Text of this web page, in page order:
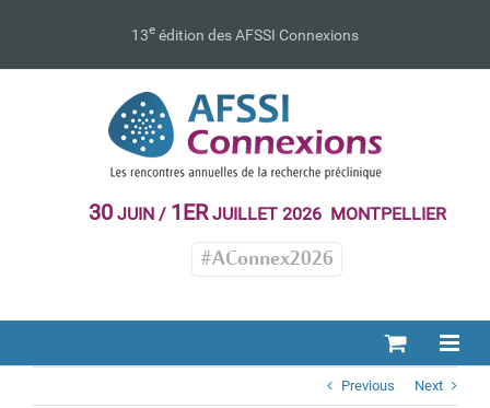
13e édition des AFSSI Connexions
30JUIN / 1ERJUILLET 2026 MONTPELLIER
#AConnex2026
Previous Next